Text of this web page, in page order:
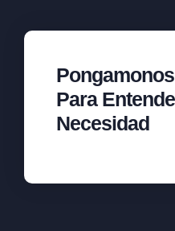
Para
Necesidad